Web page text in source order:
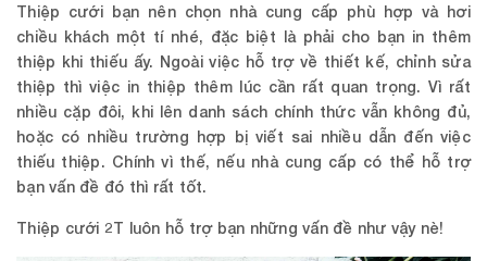
Thiệp cưới bạn nên chọn nhà cung cấp phù hợp và hơi
chiều khách một tí nhé, đặc biệt là phải cho bạn in thêm
thiệp khi thiếu ấy. Ngoài việc hỗ trợ về thiết kế, chỉnh sửa
thiệp thì việc in thiệp thêm lúc cần rất quan trọng. Vì rất
nhiều cặp đôi, khi lên danh sách chính thức vẫn không đủ,
hoặc có nhiều trường hợp bị viết sai nhiều dẫn đến việc
thiếu thiệp. Chính vì thế, nếu nhà cung cấp có thể hỗ trợ
bạn vấn đề đó thì rất tốt.
Thiệp cưới 2T luôn hỗ trợ bạn những vấn đề như vậy nè!